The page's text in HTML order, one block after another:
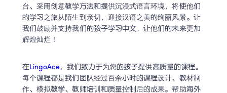
台、采用创意教学方法和提供沉浸式语言环境，将使他们
的学习之旅从陌生到亲切，迎接汉语之美的绚丽风景。让
我们鼓励并支持我们的孩子学习中文，让他们的未来更加
辉煌灿烂！
在LingoAce，我们致力于为您的孩子提供高质量的课程。
每个课程都是我们团队经过百余小时的课程设计、教材制
作、模拟教学、教师培训和质量控制后的成果。帮助海外